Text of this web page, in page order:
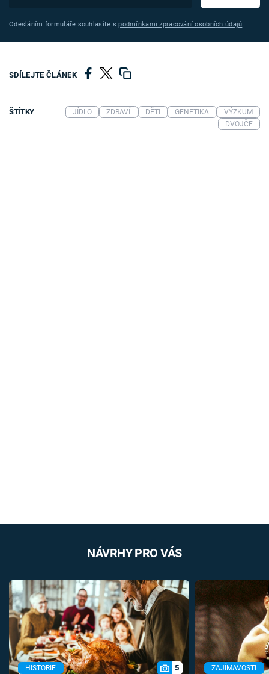
Odesláním formuláře souhlasíte spodmínkami zpracování osobních údajů
SDÍLEJTE ČLÁNEK
ŠTÍTKY JÍDLO ZDRAVÍ DĚTI GENETIKA
VÝZKUM
DVOJČE
NÁVRHY PRO VÁS
HISTORIE 5 ZAJÍMAVOSTI